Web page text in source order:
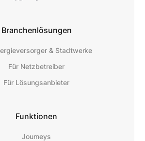
Branchenlösungen
& Stadtwerke
Für Netzbetreiber
Für Lösungsanbieter
Funktionen
Journeys